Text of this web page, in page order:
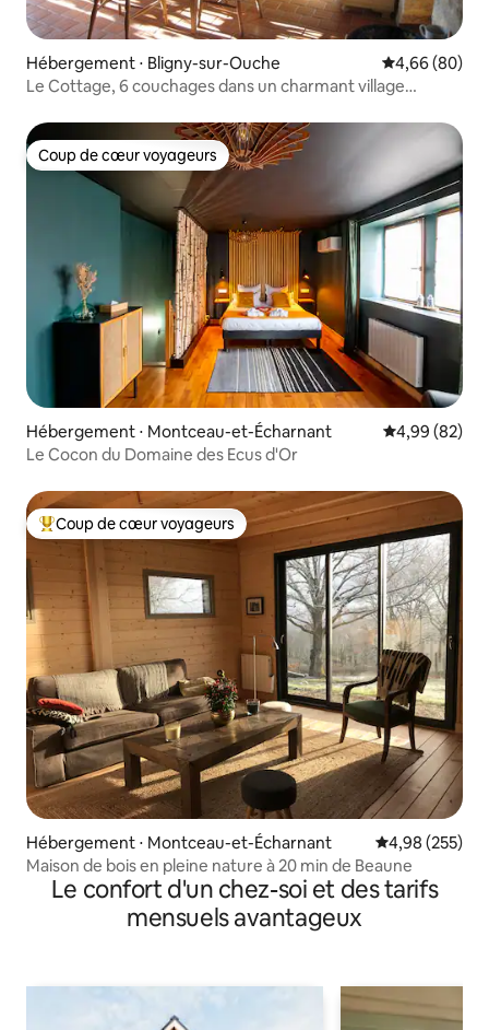
Hébergement ⋅ Bligny-sur-Ouche Évaluation
4,66 (80)
Le Cottage, 6 couchages dans un charmant village
Coup de cœur voyageurs
Coup de cœur voyageurs
Hébergement ⋅ Montceau-et-Écharnant Évaluation
4,99 (82)
Le Cocon du Domaine des Ecus d'Or
Coups de cœur voyageurs les plus appréciés
Coup de cœur voyageurs
Hébergement ⋅ Montceau-et-Écharnant Évaluation
4,98 (255)
Maison de bois en pleine nature à 20 min de Beaune
Le confort d'un chez-soi et des tarifs
mensuels avantageux